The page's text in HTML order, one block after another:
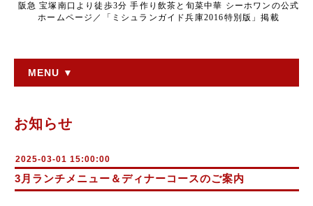
阪急 宝塚南口より徒歩3分 手作り飲茶と旬菜中華 シーホワンの公式
ホームページ／「ミシュランガイド兵庫2016特別版」掲載
MENU ▼
お知らせ
2025-03-01 15:00:00
3月ランチメニュー＆ディナーコースのご案内